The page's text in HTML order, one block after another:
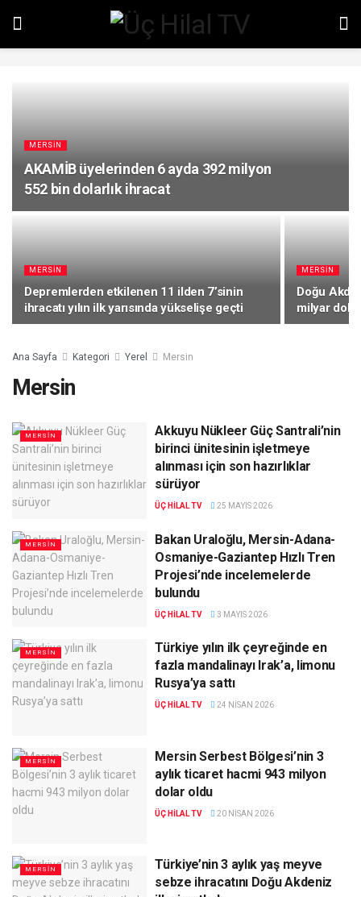
MERSIN
AKAMİB üyelerinden 6 ayda 392 milyon
552 bin dolarlık ihracat
MERSIN
Depremlerden etkilenen 11 ilden 7’sinin
ihracatı yılın ilk yarısında yükselişe geçti
MERSIN
Doğu
milyar
Ana Sayfa Kategori Yerel Mersin
Mersin
MERSIN
Akkuyu Nükleer Güç Santrali’nin
birinci ünitesinin işletmeye
alınması için son hazırlıklar
sürüyor
ÜÇ HILAL TV 25 MAYIS 2026
MERSIN
Bakan Uraloğlu, Mersin-Adana-
Osmaniye-Gaziantep Hızlı Tren
Projesi’nde incelemelerde
bulundu
ÜÇ HILAL TV 3 MAYIS 2026
MERSIN
Türkiye yılın ilk çeyreğinde en
fazla mandalinayı Irak’a, limonu
Rusya’ya sattı
ÜÇ HILAL TV 24 NISAN 2026
MERSIN
Mersin Serbest Bölgesi’nin 3
aylık ticaret hacmi 943 milyon
dolar oldu
ÜÇ HILAL TV 20 NISAN 2026
MERSIN
Türkiye’nin 3 aylık yaş meyve
sebze ihracatını Doğu Akdeniz